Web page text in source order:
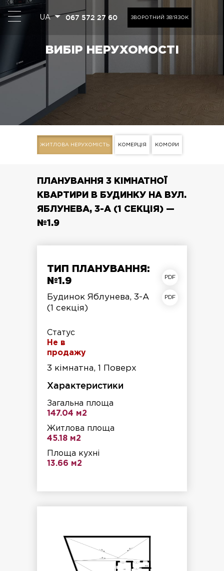
UA 067 572 27 60 ЗВОРОТНИЙ ЗВ'ЯЗОК
ВИБІР НЕРУХОМОСТІ
ЖИТЛОВА НЕРУХОМІСТЬ КОМЕРЦІЯ КОМОРИ
ПЛАНУВАННЯ 3 КІМНАТНОЇ
КВАРТИРИ В БУДИНКУ НА ВУЛ.
ЯБЛУНЕВА, 3-А (1 СЕКЦІЯ) —
№1.9
ТИП ПЛАНУВАННЯ:
№1.9
Будинок Яблунева, 3-А
(1 секція)
Статус
Не в
продажу
3 кімнатна, 1 Поверх
Характеристики
Загальна площа
147.04 м2
Житлова площа
45.18 м2
Площа кухні
13.66 м2
план квартири
план поверху